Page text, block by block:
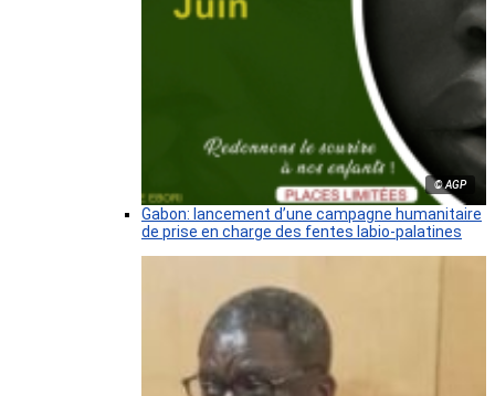
© AGP
Gabon: lancement d’une campagne humanitaire
de prise en charge des fentes labio-palatines